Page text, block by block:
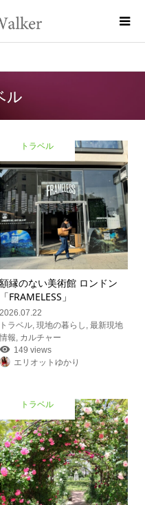
ル
トラベル
額縁のない美術館 ロンドン
「FRAMELESS」
2026.07.22
トラベル ,現地の暮らし ,最新現地
情報 カルチャー
149 views
エリオットゆかり
トラベル